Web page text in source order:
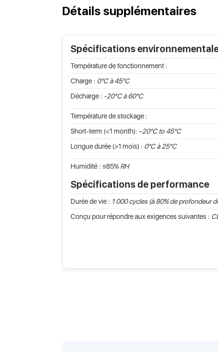
Détails supplémentaires
Spécifications
Température de fonctionnement :
Charge : 0°C à 45°C
Décharge : -20°C à 60°C
Température de stockage :
Short-term (<1 month): –20°C to 45°C
Longue durée (>1 mois) : 0°C à 25°C
Humidité : ≤85% RH
Spécifications de performance
Durée de vie : 1 000 cycles (à 80% de profondeur
Conçu pour répondre aux exigences suivantes :